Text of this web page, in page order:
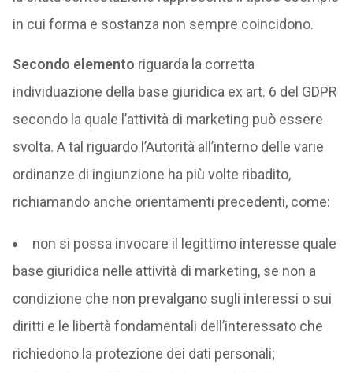
in cui forma e sostanza non sempre coincidono.
Secondo elemento riguarda la corretta
individuazione della base giuridica ex art. 6 del GDPR
secondo la quale l’attività di marketing può essere
svolta. A tal riguardo l’Autorità all’interno delle varie
ordinanze di ingiunzione ha più volte ribadito,
richiamando anche orientamenti precedenti, come:
non si possa invocare il legittimo interesse quale
base giuridica nelle attività di marketing, se non a
condizione che non prevalgano sugli interessi o sui
diritti e le libertà fondamentali dell’interessato che
richiedono la protezione dei dati personali;